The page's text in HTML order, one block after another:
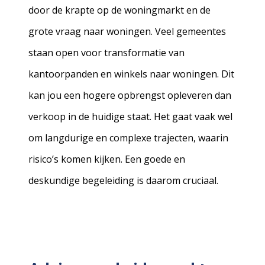
door de krapte op de woningmarkt en de
grote vraag naar woningen. Veel gemeentes
staan open voor transformatie van
kantoorpanden en winkels naar woningen. Dit
kan jou een hogere opbrengst opleveren dan
verkoop in de huidige staat. Het gaat vaak wel
om langdurige en complexe trajecten, waarin
risico’s komen kijken. Een goede en
deskundige begeleiding is daarom cruciaal.